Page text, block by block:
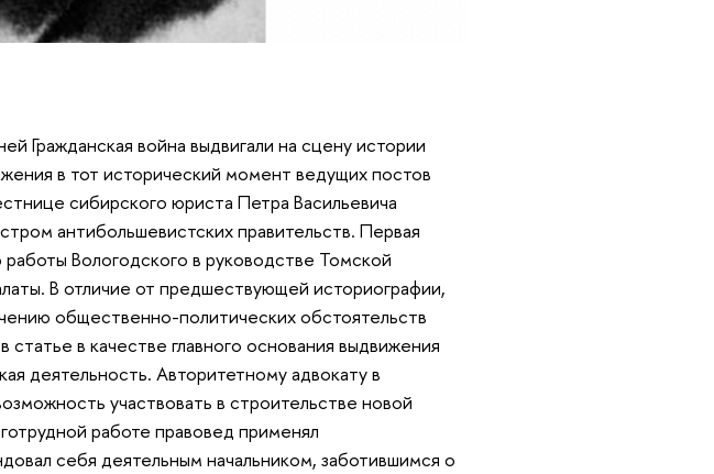
Гражданская война выдвигали на сцену истории
в тот исторический момент ведущих постов
сибирского юриста Петра Васильевича
антибольшевистских правительств. Первая
Вологодского в руководстве Томской
В отличие от предшествующей историографии,
общественно-политических обстоятельств
статье в качестве главного основания выдвижения
деятельность. Авторитетному адвокату в
участвовать в строительстве новой
работе правовед применял
себя деятельным начальником, заботившимся о